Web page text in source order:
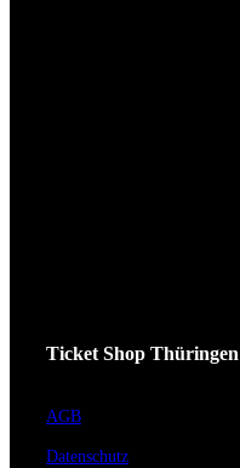
Ticket Shop Thüringen
AGB
Datenschutz